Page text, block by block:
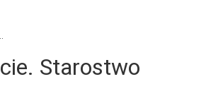
Starostwo